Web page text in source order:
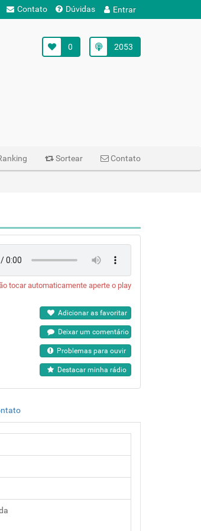
Contato Dúvidas Entrar
2053
0
Sortear Contato
tocar automaticamente aperte o play
Adicionar as favoritar
Deixar um comentário
Problemas para ouvir
Destacar minha rádio